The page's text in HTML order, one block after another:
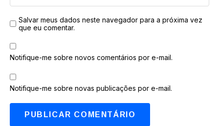
Salvar meus dados neste navegador para a próxima vez
que eu comentar.
Notifique-me sobre novos comentários por e-mail.
Notifique-me sobre novas publicações por e-mail.